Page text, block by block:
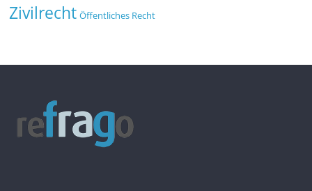
Zivilrecht Öffentliches Recht